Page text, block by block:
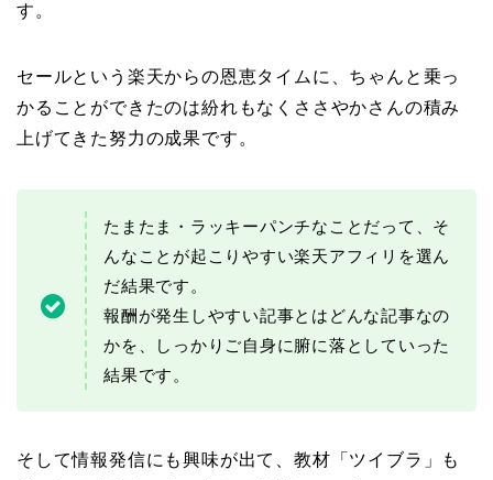
す。
セールという楽天からの恩恵タイムに、ちゃんと乗っ
かることができたのは紛れもなくささやかさんの積み
上げてきた努力の成果です。
たまたま・ラッキーパンチなことだって、そ
んなことが起こりやすい楽天アフィリを選ん
だ結果です。
報酬が発生しやすい記事とはどんな記事なの
かを、しっかりご自身に腑に落としていった
結果です。
そして情報発信にも興味が出て、教材「ツイブラ」も